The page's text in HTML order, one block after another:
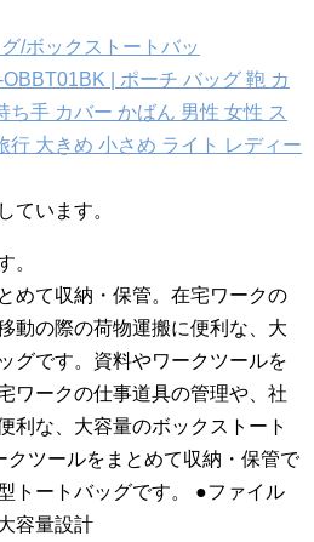
/ボックストートバッ
| ポーチ バッグ 鞄 カ
ち手 カバー かばん 男性 女性 ス
行 大きめ 小さめ ライト レディー
ています。
。
めて収納・保管。在宅ワークの
動の際の荷物運搬に便利な、大
グです。資料やワークツールを
ワークの仕事道具の管理や、社
利な、大容量のボックストート
ツールをまとめて収納・保管で
トートバッグです。 ●ファイル
容量設計